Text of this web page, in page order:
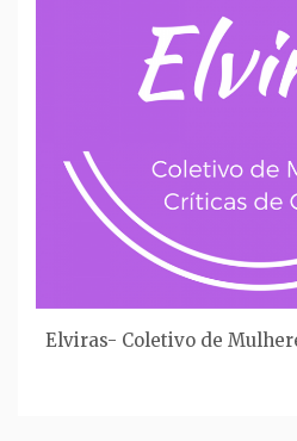
Elviras- Coletivo de